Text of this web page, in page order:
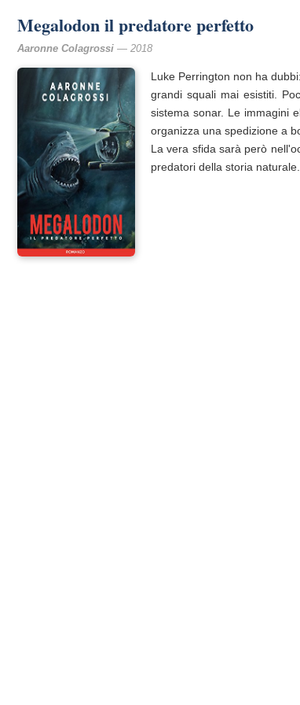
Megalodon il predatore perfetto
Aaronne Colagrossi — 2018
Luke Perrington non ha
grandi squali mai esistiti.
sistema sonar. Le immagini
organizza una spedizione a
La vera sfida sarà ​però
predatori della storia naturale.